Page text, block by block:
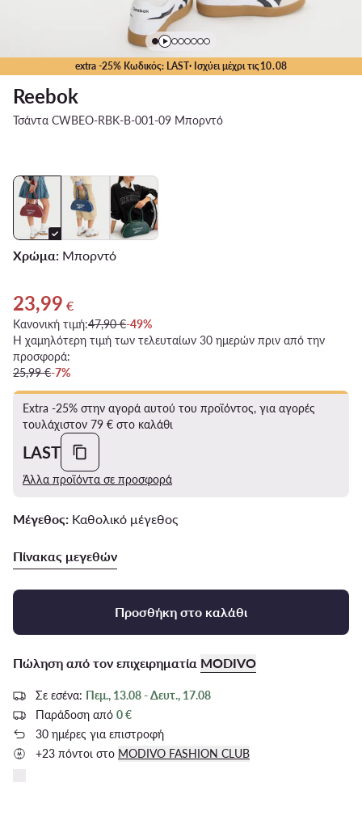
extra -25% Κωδικός: LAST· Ισχύει μέχρι τις10.08
Reebok
Τσάντα CWBEO-RBK-B-001-09 Μπορντό
Χρώμα: Μπορντό
Τρέχουσα τιμή 23,99 €
23,99 €
Κανονική τιμή:47,90 €-49%
Η χαμηλότερη τιμή των τελευταίων 30 ημερών πριν από την
προσφορά:
25,99 €-7%
Extra -25% στην αγορά αυτού του προϊόντος, για αγορές
τουλάχιστον 79 € στο καλάθι
LAST
Άλλα προϊόντα σε προσφορά
Μέγεθος: Καθολικό μέγεθος
Πίνακας μεγεθών
Προσθήκη στο καλάθι
Πώληση από τον επιχειρηματία MODIVO
Σε εσένα: Πεμ., 13.08 - Δευτ., 17.08
Παράδοση από 0 €
30 ημέρες για επιστροφή
+23 πόντοι στο MODIVO FASHION CLUB